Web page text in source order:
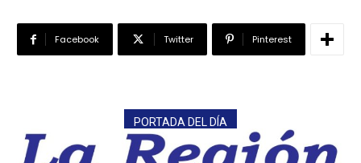
Facebook Twitter Pinterest
PORTADA DEL DÍA